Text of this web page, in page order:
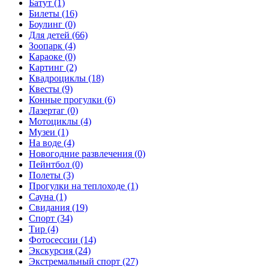
Батут (1)
Билеты (16)
Боулинг (0)
Для детей (66)
Зоопарк (4)
Караоке (0)
Картинг (2)
Квадроциклы (18)
Квесты (9)
Конные прогулки (6)
Лазертаг (0)
Мотоциклы (4)
Музеи (1)
На воде (4)
Новогодние развлечения (0)
Пейнтбол (0)
Полеты (3)
Прогулки на теплоходе (1)
Сауна (1)
Свидания (19)
Спорт (34)
Тир (4)
Фотосессии (14)
Экскурсия (24)
Экстремальный спорт (27)